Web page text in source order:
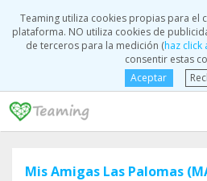
Teaming utiliza cookies propias para el
plataforma. NO utiliza cookies de
de terceros para la medición (haz click
consentir estas
Aceptar
Mis Amigas Las Palomas